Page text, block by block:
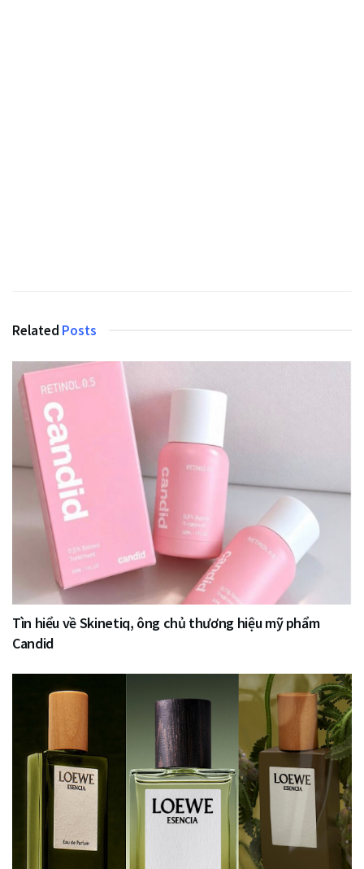
Related Posts
Tìn hiểu về Skinetiq, ông chủ thương hiệu mỹ phẩm
Candid